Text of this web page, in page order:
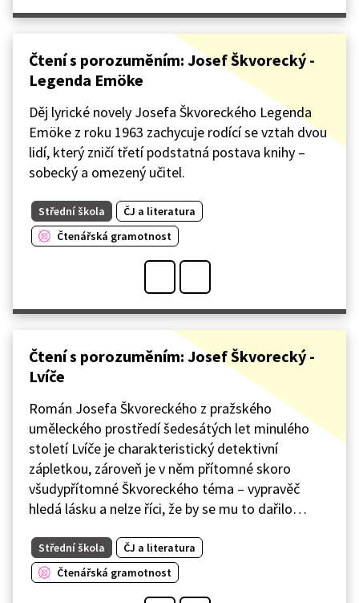
Čtení s porozuměním: Josef Škvorecký -
Legenda Emöke
Děj lyrické novely Josefa Škvoreckého Legenda
Emöke z roku 1963 zachycuje rodící se vztah dvou
lidí, který zničí třetí podstatná postava knihy –
sobecký a omezený učitel.
Střední škola
ČJ a literatura
Čtenářská gramotnost
Čtení s porozuměním: Josef Škvorecký -
Lvíče
Román Josefa Škvoreckého z pražského
uměleckého prostředí šedesátých let minulého
století Lvíče je charakteristický detektivní
zápletkou, zároveň je v něm přítomné skoro
všudypřítomné Škvoreckého téma – vypravěč
hledá lásku a nelze říci, že by se mu to dařilo…
Střední škola
ČJ a literatura
Čtenářská gramotnost